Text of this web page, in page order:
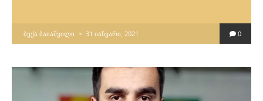
POSTED
ᲑᲔᲥᲐ ᲑᲐᲘᲐᲨᲕᲘᲚᲘ 31 ᲘᲐᲜᲕᲐᲠᲘ, 2021 0